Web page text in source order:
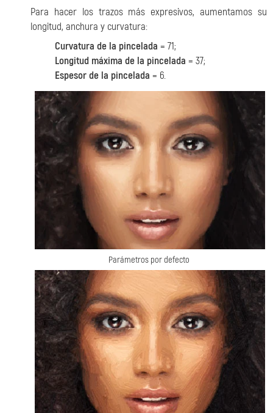
Para hacer los trazos más expresivos, aumentamos su
longitud, anchura y curvatura:
Curvatura de la pincelada = 71;
Longitud máxima de la pincelada = 37;
Espesor de la pincelada = 6.
Parámetros por defecto